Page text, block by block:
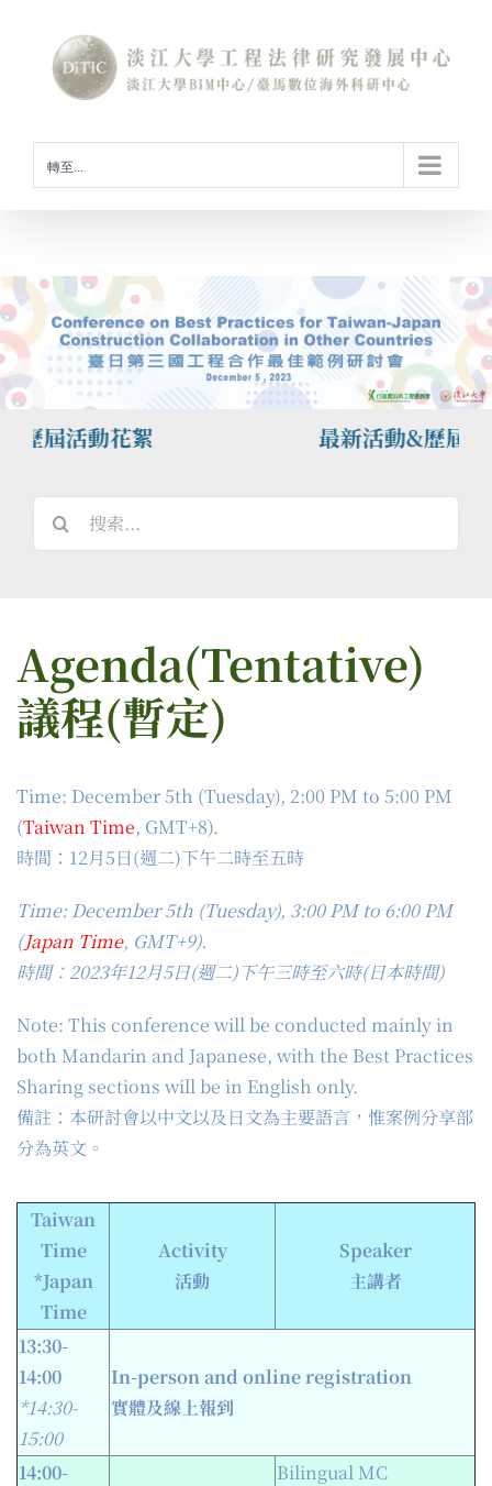
content
轉至...
屆活動花絮 最新活動&歷屆活
Agenda(Tentative)
議程(暫定)
Time: December 5th (Tuesday), 2:00 PM to 5:00 PM
(Taiwan Time, GMT+8).
時間：12月5日(週二)下午二時至五時
Time: December 5th (Tuesday), 3:00 PM to 6:00 PM
(Japan Time, GMT+9).
時間：2023年12月5日(週二)下午三時至六時(日本時間)
Note: This conference will be conducted mainly in
both Mandarin and Japanese, with the Best Practices
Sharing sections will be in English only.
備註：本研討會以中文以及日文為主要語言，惟案例分享部
分為英文。
Taiwan
Time
*Japan
Time
Activity
活動
Speaker
主講者
13:30-
14:00
*14:30-
15:00
In-person and online registration
實體及線上報到
14:00-
Bilingual MC